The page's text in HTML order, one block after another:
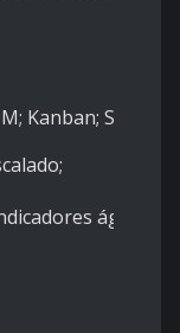
Kanban; SAFe
ágeis;